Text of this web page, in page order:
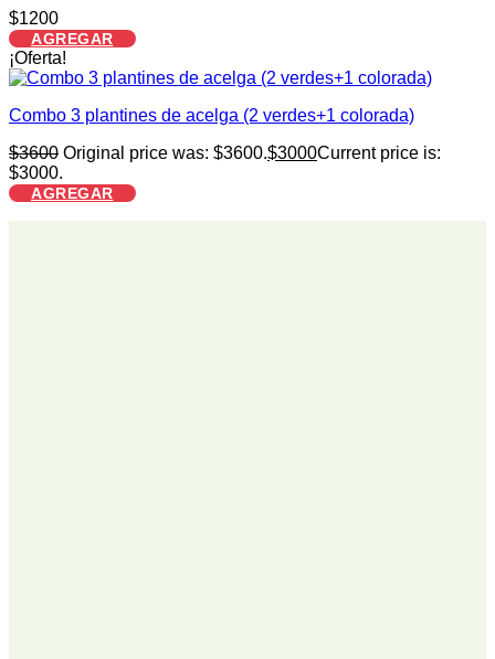
$1200
AGREGAR
¡Oferta!
Combo 3 plantines de acelga (2 verdes+1 colorada)
$3600 Original price was: $3600.$3000Current price is:
$3000.
AGREGAR